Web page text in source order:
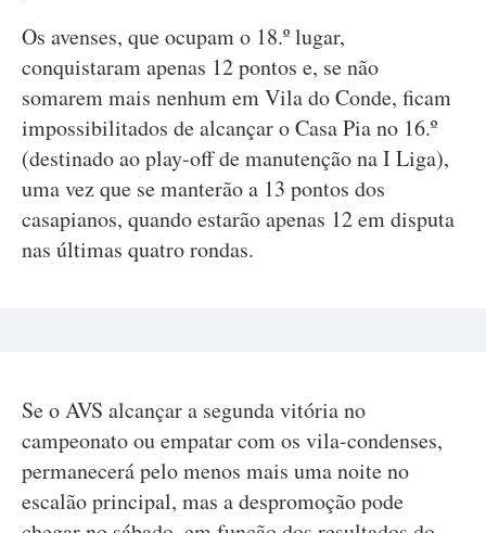
Os avenses, que ocupam o 18.º lugar,
conquistaram apenas 12 pontos e, se não
somarem mais nenhum em Vila do Conde, ficam
impossibilitados de alcançar o Casa Pia no 16.º
(destinado ao play-off de manutenção na I Liga),
uma vez que se manterão a 13 pontos dos
casapianos, quando estarão apenas 12 em disputa
nas últimas quatro rondas.
Se o AVS alcançar a segunda vitória no
campeonato ou empatar com os vila-condenses,
permanecerá pelo menos mais uma noite no
escalão principal, mas a despromoção pode